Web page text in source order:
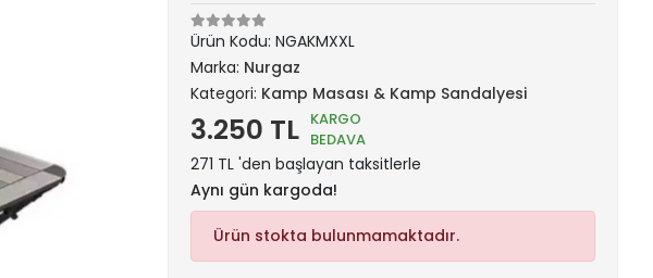
Ürün Kodu:NGAKMXXL
Marka: Nurgaz
Kategori: Kamp Masası & Kamp Sandalyesi
3.250 TL KARGO
BEDAVA
271 TL 'den başlayan taksitlerle
Aynı gün kargoda!
Ürün stokta bulunmamaktadır.